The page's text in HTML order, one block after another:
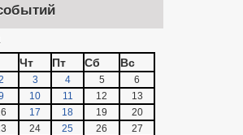
Чт Пт Сб Вс
3 4 5
6
10 11 12
13
17 18 19
20
24 25 26
27